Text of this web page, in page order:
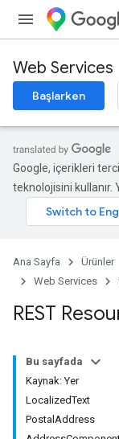
Web Services
Başlarken
Google, içerikleri
teknolojisini kullanır.
Ana Sayfa Ürünler
Web Services
REST
Bu sayfada
Kaynak: Yer
LocalizedText
PostalAddress